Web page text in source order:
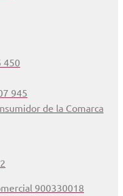
450
945
de la Comarca
900330018